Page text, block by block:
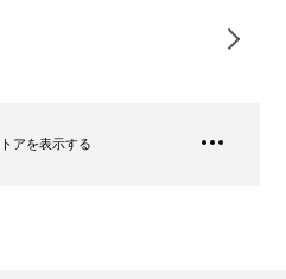
アを表示する